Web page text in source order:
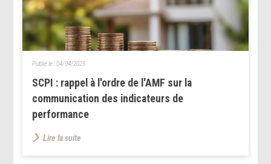
SCPI : rappel à l'ordre de l'AMF sur la
communication des indicateurs de
performance
Publié le :04/04/2025
Lire la suite